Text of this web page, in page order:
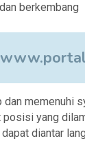
berkembang
memenuhi
posisi yang
diantar